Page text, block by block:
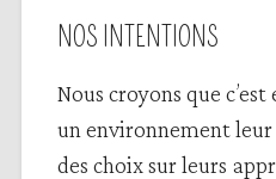
NOS INTENTIONS
Nous croyons que
un environnement
des choix sur leurs